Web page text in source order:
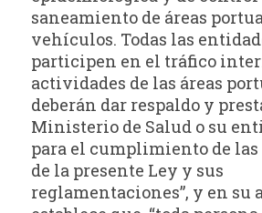
saneamiento de áreas
vehículos. Todas las
participen en el tráfico
actividades de las áreas
deberán dar respaldo y
Ministerio de Salud o su
para el cumplimiento de
de la presente Ley y sus
reglamentaciones”, y en su